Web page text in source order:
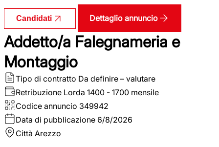
Candidati Dettaglio annuncio
Addetto/a Falegnameria e
Montaggio
Tipo di contratto Da definire – valutare
Retribuzione Lorda 1400 - 1700 mensile
Codice annuncio 349942
Data di pubblicazione 6/8/2026
Città Arezzo